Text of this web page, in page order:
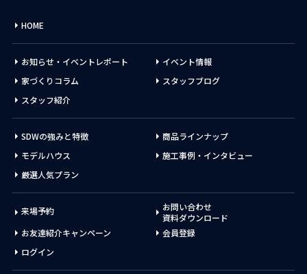
HOME
お知らせ・イベントレポート
イベント情報
家づくりコラム
スタッフブログ
スタッフ紹介
SDWの強みと特徴
商品ラインナップ
モデルハウス
施工事例・インタビュー
厳選人気プラン
来場予約
お問い合わせ
資料ダウンロード
お友達紹介キャンペーン
会員登録
ログイン